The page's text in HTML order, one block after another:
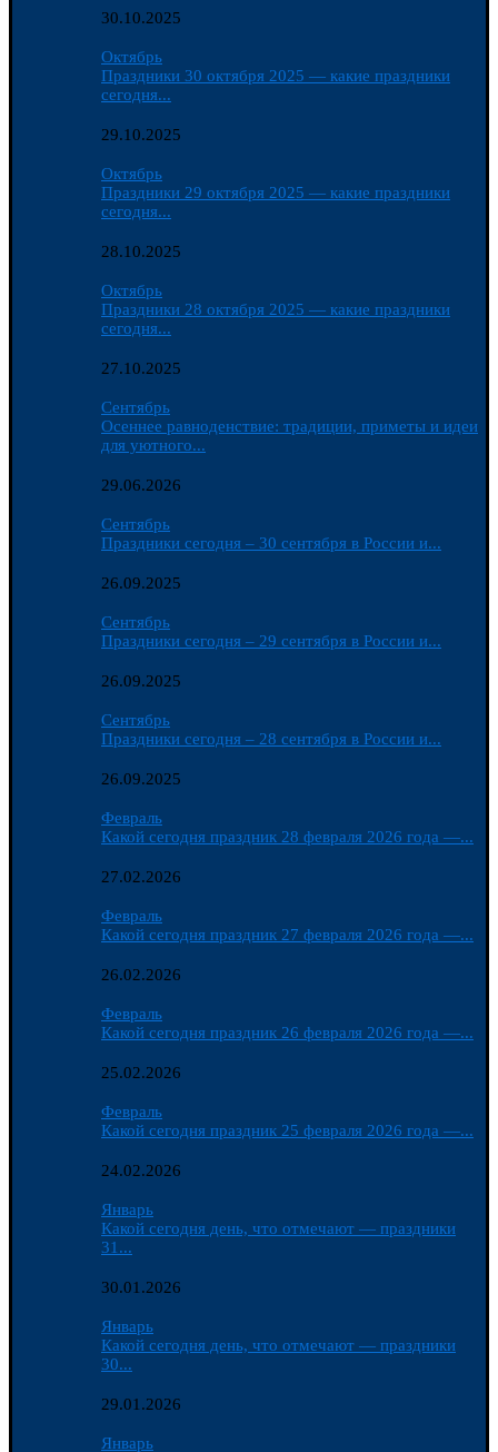
30.10.2025
Октябрь
Праздники 30 октября 2025 — какие праздники
сегодня...
29.10.2025
Октябрь
Праздники 29 октября 2025 — какие праздники
сегодня...
28.10.2025
Октябрь
Праздники 28 октября 2025 — какие праздники
сегодня...
27.10.2025
Сентябрь
Осеннее равноденствие: традиции, приметы и идеи
для уютного...
29.06.2026
Сентябрь
Праздники сегодня – 30 сентября в России и...
26.09.2025
Сентябрь
Праздники сегодня – 29 сентября в России и...
26.09.2025
Сентябрь
Праздники сегодня – 28 сентября в России и...
26.09.2025
Февраль
Какой сегодня праздник 28 февраля 2026 года —...
27.02.2026
Февраль
Какой сегодня праздник 27 февраля 2026 года —...
26.02.2026
Февраль
Какой сегодня праздник 26 февраля 2026 года —...
25.02.2026
Февраль
Какой сегодня праздник 25 февраля 2026 года —...
24.02.2026
Январь
Какой сегодня день, что отмечают — праздники
31...
30.01.2026
Январь
Какой сегодня день, что отмечают — праздники
30...
29.01.2026
Январь